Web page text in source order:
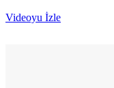
Videoyu İzle